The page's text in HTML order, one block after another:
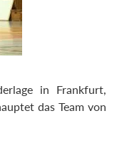
in Frankfurt,
das Team von